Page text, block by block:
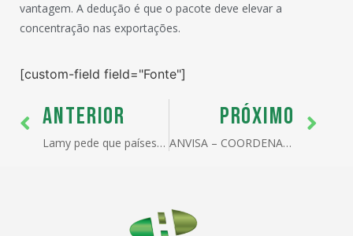
vantagem. A dedução é que o pacote deve elevar a
concentração nas exportações.
[custom-field field="Fonte"]
ANTERIOR
Lamy pede que países não retirem ofertas já feitas
PRÓXIMO
ANVISA – COORDENADORIA DA VIGILÂNCIA SANITÁRIA DE PORTOS, AEROPORTOS E FRONTEIRAS – CVSPAF/SP – SÃO PAULO